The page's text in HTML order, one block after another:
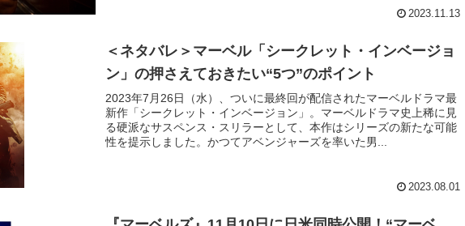
2023.11.13
＜ネタバレ＞マーベル「シークレット・インベージョ
ン」の押さえておきたい“5つ”のポイント
2023年7月26日（水）、ついに最終回が配信されたマーベルドラマ最
新作「シークレット・インベージョン」。マーベルドラマ史上稀に見
る硬派なサスペンス・スリラーとして、本作はシリーズの新たな可能
性を提示しました。かつてアベンジャーズを率いた男...
2023.08.01